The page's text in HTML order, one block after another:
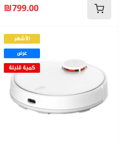
₪799.00
الأشهر
عرض
كمية قليلة